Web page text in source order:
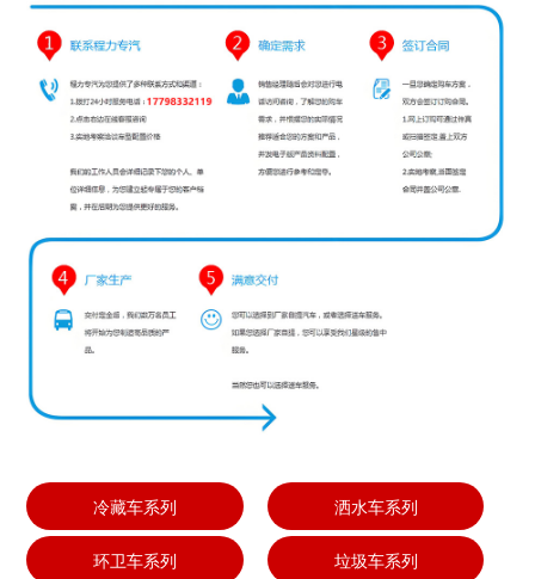
冷藏车系列 洒水车系列
环卫车系列 垃圾车系列